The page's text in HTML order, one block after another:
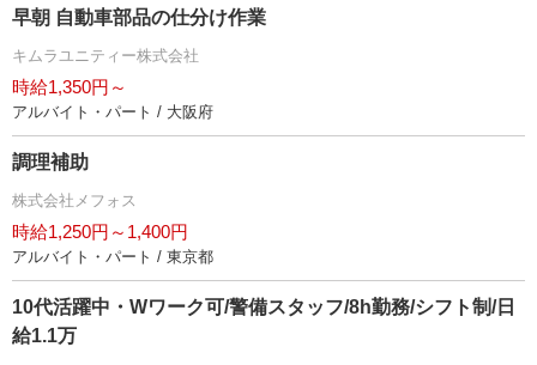
早朝 自動車部品の仕分け作業
キムラユニティー株式会社
時給1,350円～
アルバイト・パート / 大阪府
調理補助
株式会社メフォス
時給1,250円～1,400円
アルバイト・パート / 東京都
10代活躍中・Wワーク可/警備スタッフ/8h勤務/シフト制/日
給1.1万